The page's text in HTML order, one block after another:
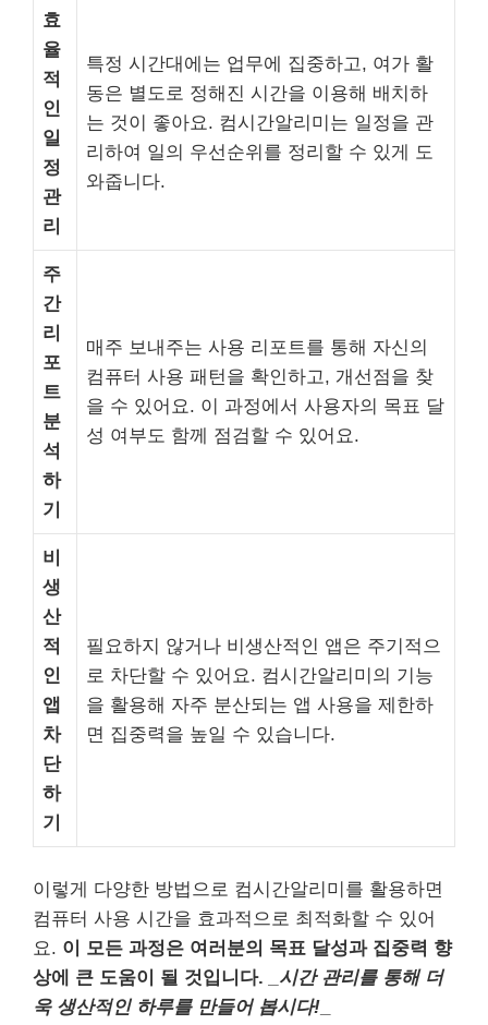
효
율
적
인
일
정
관
리
특정 시간대에는 업무에 집중하고, 여가 활
동은 별도로 정해진 시간을 이용해 배치하
는 것이 좋아요. 컴시간알리미는 일정을 관
리하여 일의 우선순위를 정리할 수 있게 도
와줍니다.
주
간
리
포
트
분
석
하
기
매주 보내주는 사용 리포트를 통해 자신의
컴퓨터 사용 패턴을 확인하고, 개선점을 찾
을 수 있어요. 이 과정에서 사용자의 목표 달
성 여부도 함께 점검할 수 있어요.
비
생
산
적
인
앱
차
단
하
기
필요하지 않거나 비생산적인 앱은 주기적으
로 차단할 수 있어요. 컴시간알리미의 기능
을 활용해 자주 분산되는 앱 사용을 제한하
면 집중력을 높일 수 있습니다.
이렇게 다양한 방법으로 컴시간알리미를 활용하면
컴퓨터 사용 시간을 효과적으로 최적화할 수 있어
요. 이 모든 과정은 여러분의 목표 달성과 집중력 향
상에 큰 도움이 될 것입니다.
_시간 관리를 통해 더
욱 생산적인 하루를 만들어 봅시다!